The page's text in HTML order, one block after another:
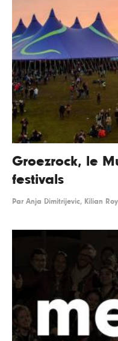
Groezrock, le
festivals
Par Anja Dimitrijevic, Kilian Roy